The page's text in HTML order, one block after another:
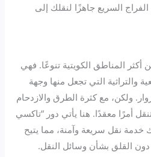
السريع جاهزًا لنقلك إلى
أكثر المناطق الكويتية تنوعًا. فهي
والتراثية التي تجعل منها وجهة
ولكن، مع كثرة الطرق والازدحام
أمرًا معقدًا. هنا يأتي دور “تاكسي
خدمة نقل سريعة وآمنة، مما يتيح
دون القلق بشأن وسائل النقل.